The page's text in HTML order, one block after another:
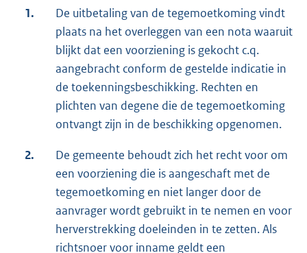
1.
De uitbetaling van de tegemoetkoming vindt
plaats na het overleggen van een nota waaruit
blijkt dat een voorziening is gekocht c.q.
aangebracht conform de gestelde indicatie in
de toekenningsbeschikking. Rechten en
plichten van degene die de tegemoetkoming
ontvangt zijn in de beschikking opgenomen.
2.
De gemeente behoudt zich het recht voor om
een voorziening die is aangeschaft met de
tegemoetkoming en niet langer door de
aanvrager wordt gebruikt in te nemen en voor
herverstrekking doeleinden in te zetten. Als
richtsnoer voor inname geldt een